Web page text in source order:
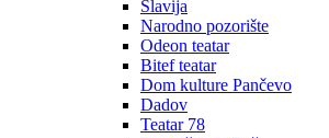
Slavija
Narodno pozorište
Odeon teatar
Bitef teatar
Dom kulture Pančevo
Dadov
Teatar 78